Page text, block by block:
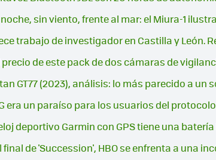
sin viento, frente al mar: el Miura-1
trabajo de investigador en Castilla y León.
precio de este pack de dos cámaras de
GT77 (2023), análisis: lo más parecido a
era un paraíso para los usuarios del
deportivo Garmin con GPS tiene una
final de 'Succession', HBO se enfrenta a una